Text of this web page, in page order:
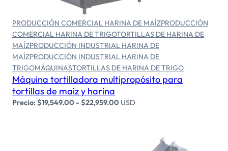
PRODUCCIÓN COMERCIAL HARINA DE MAÍZPRODUCCIÓN
COMERCIAL HARINA DE TRIGOTORTILLAS DE HARINA DE
MAÍZPRODUCCIÓN INDUSTRIAL HARINA DE
MAÍZPRODUCCIÓN INDUSTRIAL HARINA DE
TRIGOMÁQUINASTORTILLAS DE HARINA DE TRIGO
Máquina tortilladora multipropósito para
tortillas de maíz y harina
Precio:$19,549.00 - $22,959.00 USD